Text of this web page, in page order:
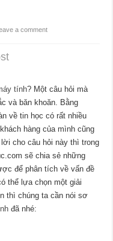
a comment
tính? Một câu hỏi mà
và băn khoăn. Bằng
về tin học có rất nhiều
hàng của mình cũng
cho câu hỏi này thì trong
sẽ chia sẻ những
để phân tích về vấn đề
thể lựa chọn một giải
thì chúng ta cần nói sơ
đã nhé: